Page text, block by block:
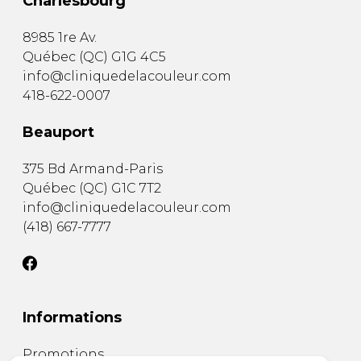
8985 1re Av.
Québec (QC) G1G 4C5
info@cliniquedelacouleur.com
418-622-0007
Beauport
375 Bd Armand-Paris
Québec (QC) G1C 7T2
info@cliniquedelacouleur.com
(418) 667-7777
Informations
Promotions